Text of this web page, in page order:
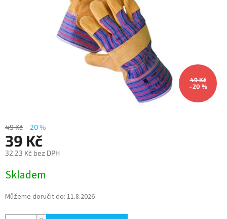
49 Kč
–20 %
49 Kč –20 %
39 Kč
32,23 Kč bez DPH
cena:
Skladem
Můžeme doručit do: 11.8.2026